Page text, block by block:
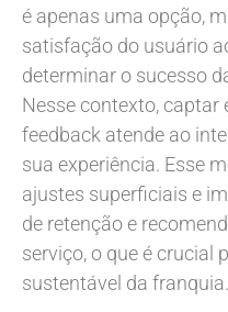
é apenas uma opção,
satisfação do usuário
determinar o sucesso
Nesse contexto, captar
feedback atende ao
sua experiência. Esse
ajustes superficiais e
de retenção e
serviço, o que é crucial
sustentável da franquia.